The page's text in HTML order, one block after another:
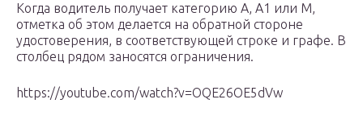
Когда водитель получает категорию А, А1 или М,
отметка об этом делается на обратной стороне
удостоверения, в соответствующей строке и графе. В
столбец рядом заносятся ограничения.
https://youtube.com/watch?v=OQE26OE5dVw